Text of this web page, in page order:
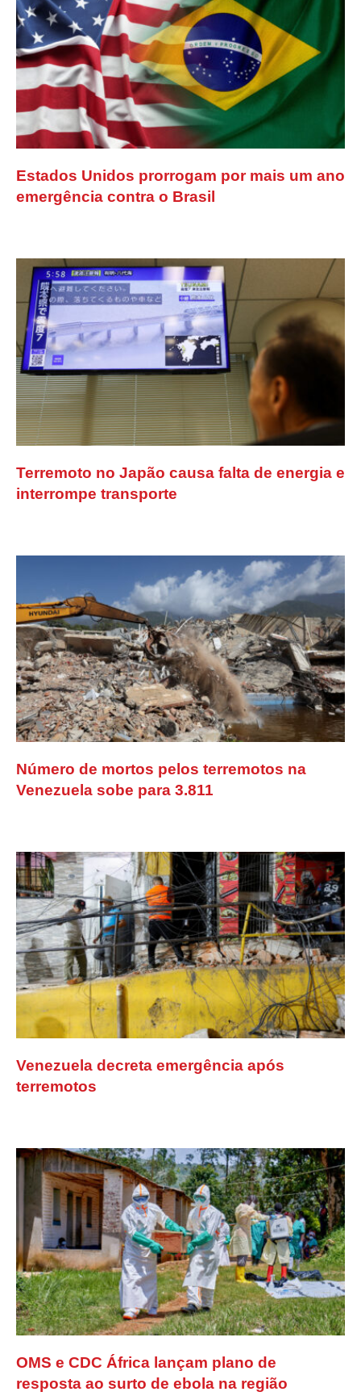
Estados Unidos prorrogam por mais um ano
emergência contra o Brasil
Terremoto no Japão causa falta de energia e
interrompe transporte
Número de mortos pelos terremotos na
Venezuela sobe para 3.811
Venezuela decreta emergência após
terremotos
OMS e CDC África lançam plano de
resposta ao surto de ebola na região